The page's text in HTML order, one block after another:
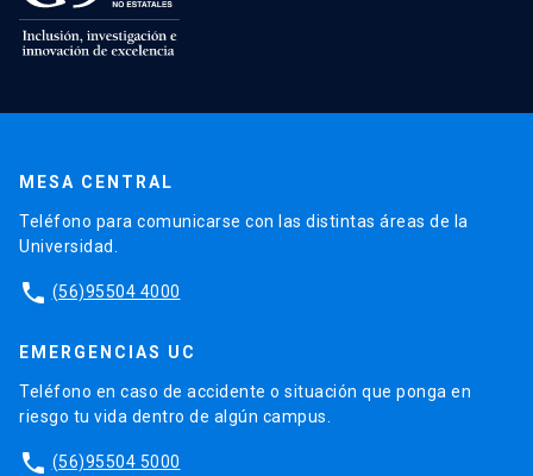
MESA CENTRAL
Teléfono para comunicarse con las distintas áreas de la
Universidad.
phone (56)95504 4000
EMERGENCIAS UC
Teléfono en caso de accidente o situación que ponga en
riesgo tu vida dentro de algún campus.
phone (56)95504 5000